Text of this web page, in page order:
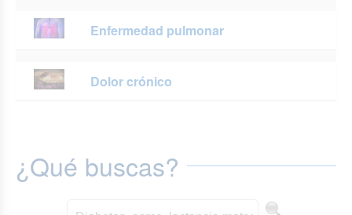
Enfermedad pulmonar
Dolor crónico
¿Qué buscas?